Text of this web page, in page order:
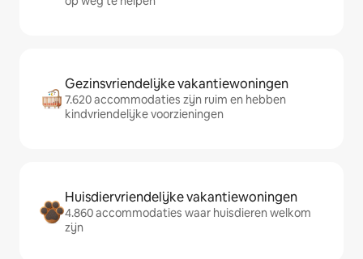
Gezinsvriendelijke vakantiewoningen
7.620 accommodaties zijn ruim en hebben
kindvriendelijke voorzieningen
Huisdiervriendelijke vakantiewoningen
4.860 accommodaties waar huisdieren welkom
zijn